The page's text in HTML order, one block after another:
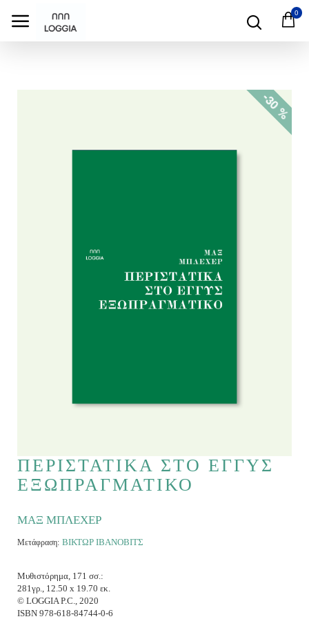
0
-30 %
ΠΕΡΙΣΤΑΤΙΚΑ ΣΤΟ ΕΓΓΥΣ
ΕΞΩΠΡΑΓΜΑΤΙΚΟ
ΜΑΞ ΜΠΛΕΧΕΡ
Μετάφραση: ΒΙΚΤΩΡ ΙΒΑΝΟΒΙΤΣ
Μυθιστόρημα, 171 σσ.:
281γρ., 12.50 x 19.70 εκ.
© LOGGIA P.C., 2020
ISBN 978-618-84744-0-6